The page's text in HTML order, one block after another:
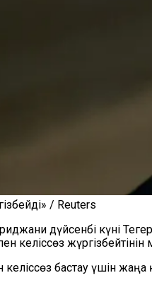
/ Reuters
дүйсенбі күні
жүргізбейтінін
бастау үшін жаңа